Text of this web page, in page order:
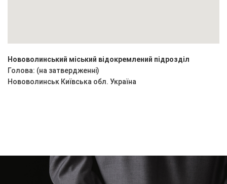
Нововолинський міський відокремлений підрозділ
Голова: (на затвердженні)
Нововолинськ Київська обл. Україна